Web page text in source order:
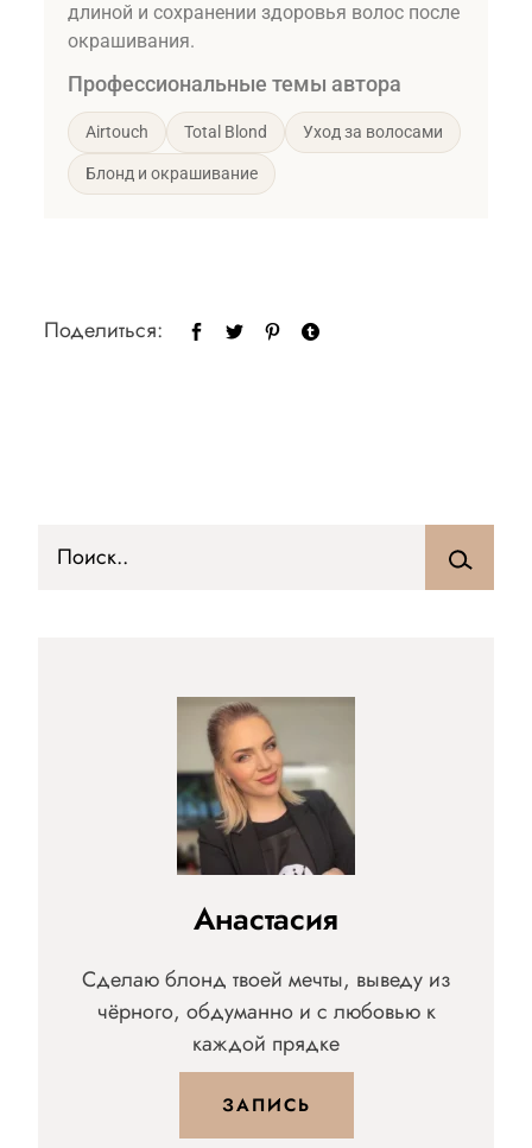
длиной и сохранении здоровья волос после
окрашивания.
Профессиональные темы автора
Airtouch Total Blond Уход за волосами
Блонд и окрашивание
Поделиться:
Анастасия
Сделаю блонд твоей мечты, выведу из
чёрного, обдуманно и с любовью к
каждой прядке
ЗАПИСЬ